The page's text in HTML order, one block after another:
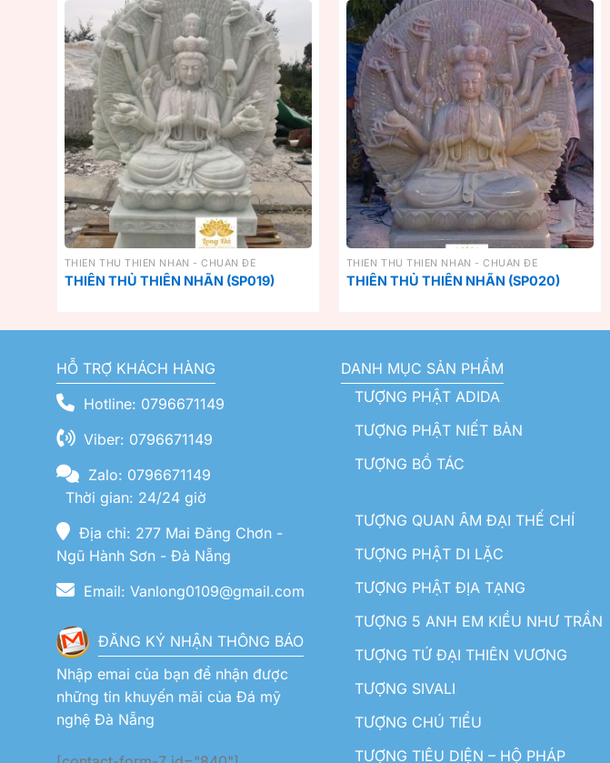
THIÊN THỦ THIÊN NHÃN - CHUẨN ĐỀ
THIÊN THỦ THIÊN NHÃN (SP019)
THIÊN THỦ THIÊN NHÃN - CHUẨN ĐỀ
THIÊN THỦ THIÊN NHÃN (SP020)
HỖ TRỢ KHÁCH HÀNG
Hotline: 0796671149
Viber: 0796671149
Zalo: 0796671149
Thời gian: 24/24 giờ
Địa chỉ: 277 Mai Đăng Chơn -
Ngũ Hành Sơn - Đà Nẵng
Email: Vanlong0109@gmail.com
ĐĂNG KÝ NHẬN THÔNG BÁO
Nhập emai của bạn để nhận được
những tin khuyến mãi của Đá mỹ
nghệ Đà Nẵng
DANH MỤC SẢN PHẨM
TƯỢNG PHẬT ADIDA
TƯỢNG PHẬT NIẾT BÀN
TƯỢNG BỒ TÁC
TƯỢNG QUAN ÂM ĐẠI THẾ CHÍ
TƯỢNG PHẬT DI LẶC
TƯỢNG PHẬT ĐỊA TẠNG
TƯỢNG 5 ANH EM KIỀU NHƯ TRẦN
TƯỢNG TỨ ĐẠI THIÊN VƯƠNG
TƯỢNG SIVALI
TƯỢNG CHÚ TIỂU
TƯỢNG TIÊU DIỆN – HỘ PHÁP